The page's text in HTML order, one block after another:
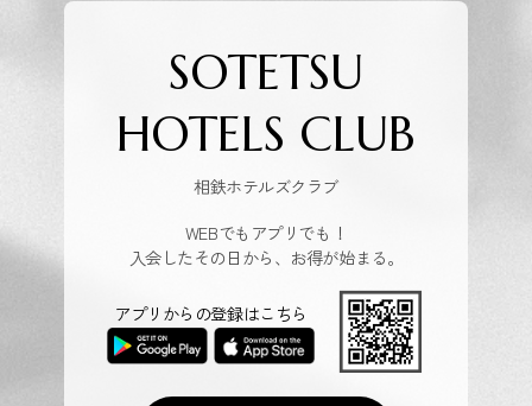
SOTETSU
HOTELS CLUB
相鉄ホテルズクラブ
WEBでもアプリでも！
入会したその日から、お得が始まる。
アプリからの登録はこちら